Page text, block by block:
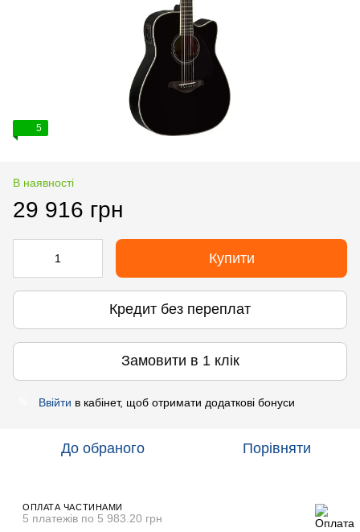
5
В наявності
29 916 грн
Купити
Кредит без переплат
Замовити в 1 клік
Ввійти в кабінет, щоб отримати додаткові бонуси
До обраного Порівняти
ОПЛАТА ЧАСТИНАМИ
5 платежів по 5 983.20 грн